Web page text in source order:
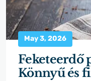
May 3, 2026
Feketeerdő
Könnyű és